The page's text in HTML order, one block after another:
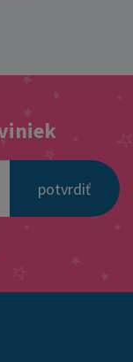
potvrdiť